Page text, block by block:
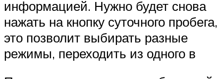
информацией. Нужно будет снова
нажать на кнопку суточного пробега,
это позволит выбирать разные
режимы, переходить из одного в